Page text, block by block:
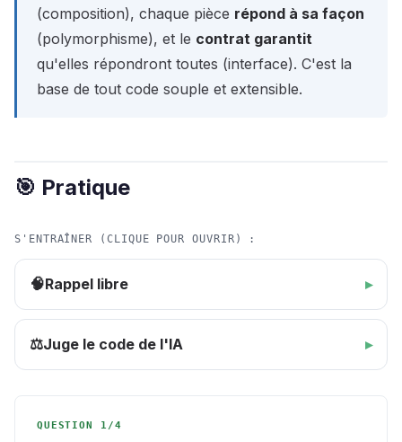
(composition), chaque pièce répond à sa façon
(polymorphisme), et le contrat garantit
qu'elles répondront toutes (interface). C'est la
base de tout code souple et extensible.
🎯 Pratique
S'ENTRAÎNER (CLIQUE POUR OUVRIR) :
🧠Rappel libre
⚖️Juge le code de l'IA
QUESTION 1/4